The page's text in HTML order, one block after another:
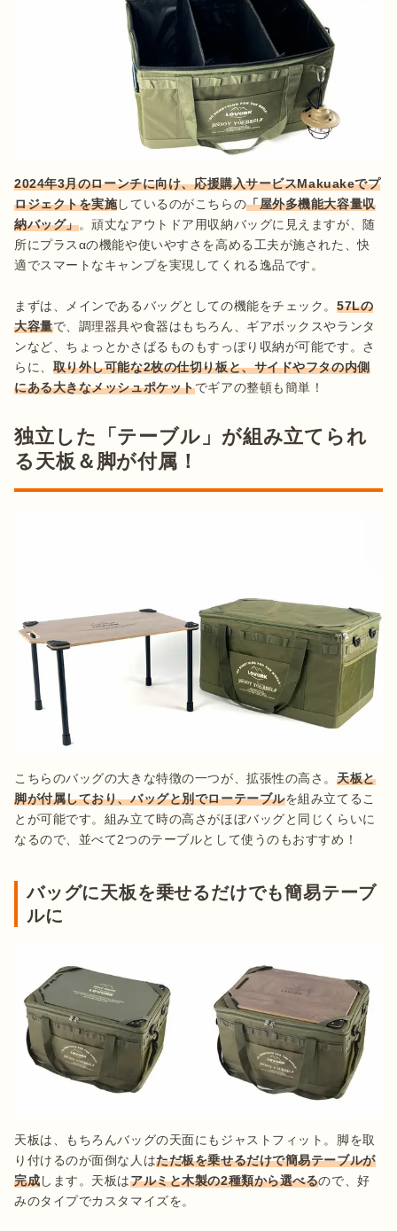
2024年3月のローンチに向け、応援購入サービスMakuakeでプ
ロジェクトを実施しているのがこちらの「屋外多機能大容量収
納バッグ」。頑丈なアウトドア用収納バッグに見えますが、随
所にプラスαの機能や使いやすさを高める工夫が施された、快
適でスマートなキャンプを実現してくれる逸品です。
まずは、メインであるバッグとしての機能をチェック。 57Lの
大容量で、調理器具や食器はもちろん、ギアボックスやランタ
ンなど、ちょっとかさばるものもすっぽり収納が可能です。さ
らに、 取り外し可能な2枚の仕切り板と、サイドやフタの内側
にある大きなメッシュポケットでギアの整頓も簡単！
独立した「テーブル」が組み立てられ
る天板＆脚が付属！
こちらのバッグの大きな特徴の一つが、拡張性の高さ。 天板と
脚が付属しており、バッグと別でローテーブルを組み立てるこ
とが可能です。組み立て時の高さがほぼバッグと同じくらいに
なるので、並べて2つのテーブルとして使うのもおすすめ！
バッグに天板を乗せるだけでも簡易テーブ
ルに
天板は、もちろんバッグの天面にもジャストフィット。脚を取
り付けるのが面倒な人はただ板を乗せるだけで簡易テーブルが
完成します。天板はアルミと木製の2種類から選べるので、好
みのタイプでカスタマイズを。